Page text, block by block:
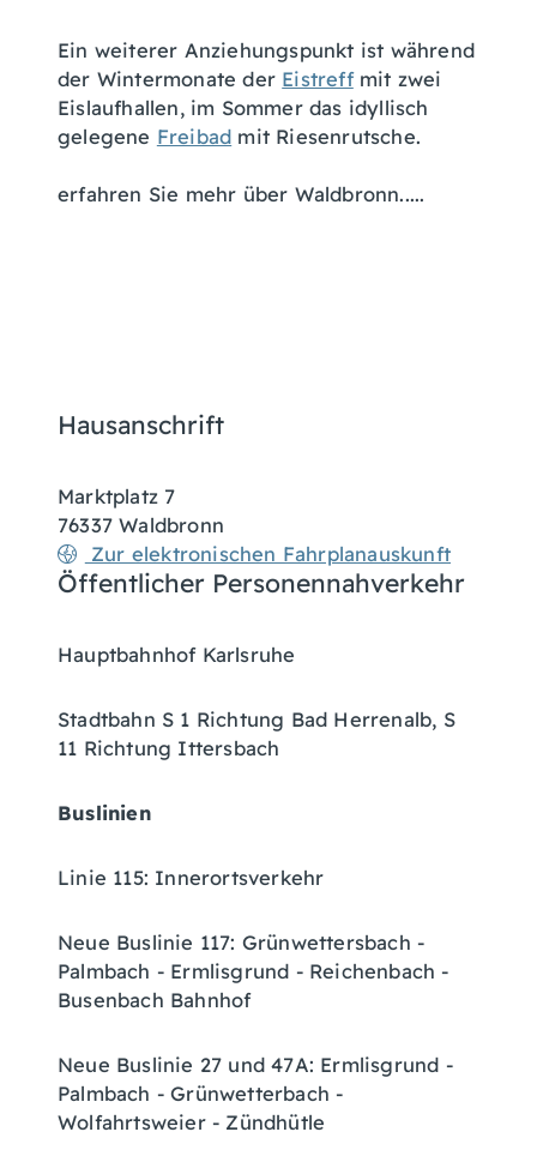
Ein weiterer Anziehungspunkt ist während
der Wintermonate der Eistreffmit zwei
Eislaufhallen, im Sommer das idyllisch
gelegene Freibad mit Riesenrutsche.
erfahren Sie mehr über Waldbronn.....
Hausanschrift
Marktplatz 7
76337 Waldbronn
Zur elektronischen Fahrplanauskunft
Öffentlicher Personennahverkehr
Hauptbahnhof Karlsruhe
Stadtbahn S 1 Richtung Bad Herrenalb, S
11 Richtung Ittersbach
Buslinien
Linie 115: Innerortsverkehr
Neue Buslinie 117: Grünwettersbach -
Palmbach - Ermlisgrund - Reichenbach -
Busenbach Bahnhof
Neue Buslinie 27 und 47A: Ermlisgrund -
Palmbach - Grünwetterbach -
Wolfahrtsweier - Zündhütle